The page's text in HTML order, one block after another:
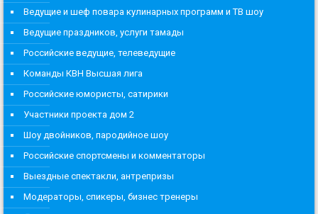
Ведущие и шеф повара кулинарных программ и ТВ шоу
Ведущие праздников, услуги тамады
Российские ведущие, телеведущие
Команды КВН Высшая лига
Российские юмористы, сатирики
Участники проекта дом 2
Шоу двойников, пародийное шоу
Российские спортсмены и комментаторы
Выездные спектакли, антрепризы
Модераторы, спикеры, бизнес тренеры